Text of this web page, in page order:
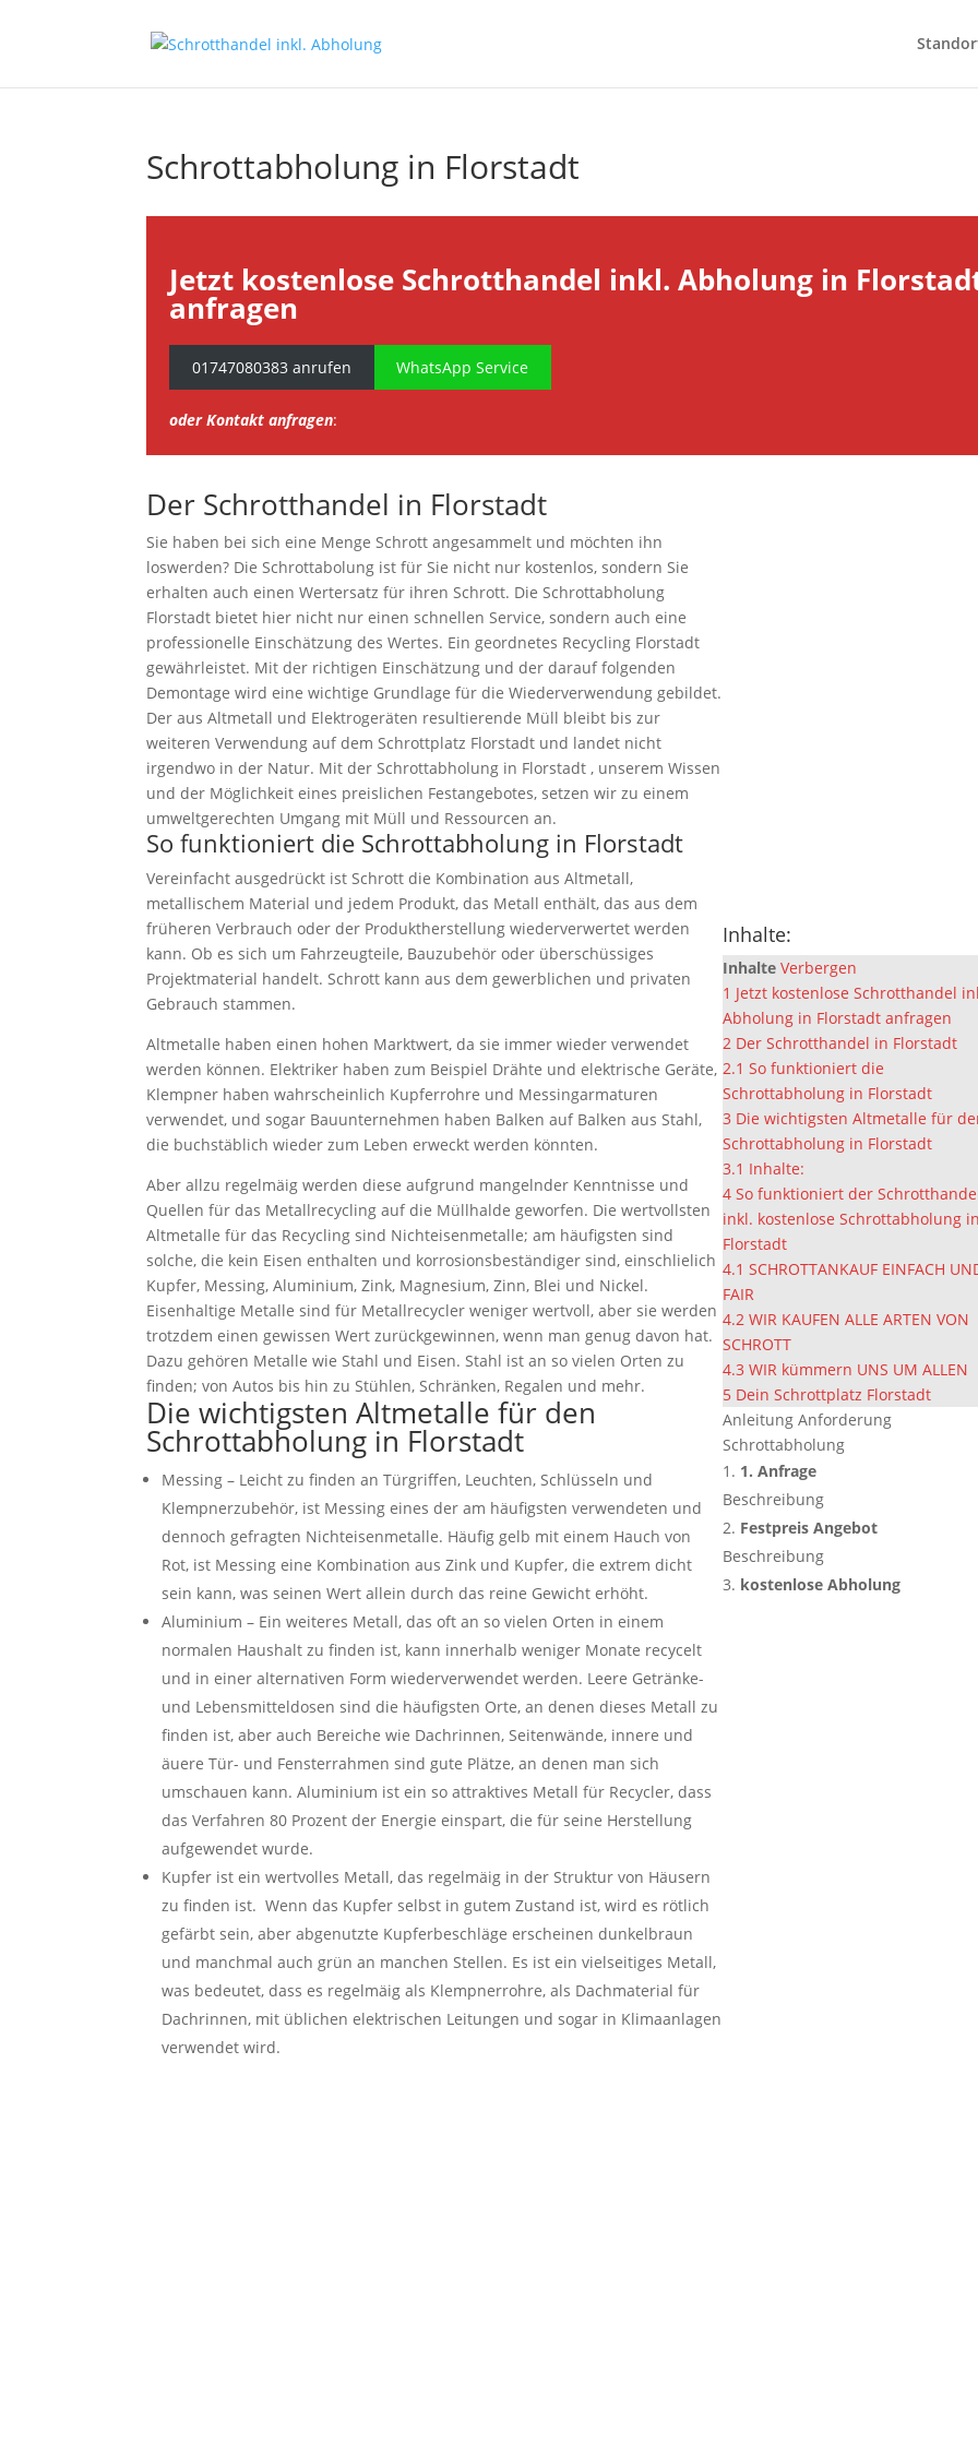
Schrottabholung in Florstadt
Jetzt kostenlose Schrotthandel inkl. Abholung in
anfragen
01747080383 anrufen WhatsApp Service
oder Kontakt anfragen:
Der Schrotthandel in Florstadt
Sie haben bei sich eine Menge Schrott angesammelt und möchten ihn
loswerden? Die Schrottabolung ist für Sie nicht nur kostenlos, sondern Sie
erhalten auch einen Wertersatz für ihren Schrott. Die Schrottabholung
Florstadt bietet hier nicht nur einen schnellen Service, sondern auch eine
professionelle Einschätzung des Wertes. Ein geordnetes Recycling Florstadt
gewährleistet. Mit der richtigen Einschätzung und der darauf folgenden
Demontage wird eine wichtige Grundlage für die Wiederverwendung gebildet.
Der aus Altmetall und Elektrogeräten resultierende Müll bleibt bis zur
weiteren Verwendung auf dem Schrottplatz Florstadt und landet nicht
irgendwo in der Natur. Mit der Schrottabholung in Florstadt , unserem Wissen
und der Möglichkeit eines preislichen Festangebotes, setzen wir zu einem
umweltgerechten Umgang mit Müll und Ressourcen an.
So funktioniert die Schrottabholung in Florstadt
Vereinfacht ausgedrückt ist Schrott die Kombination aus Altmetall,
metallischem Material und jedem Produkt, das Metall enthält, das aus dem
früheren Verbrauch oder der Produktherstellung wiederverwertet werden
kann. Ob es sich um Fahrzeugteile, Bauzubehör oder überschüssiges
Projektmaterial handelt. Schrott kann aus dem gewerblichen und privaten
Gebrauch stammen.
Altmetalle haben einen hohen Marktwert, da sie immer wieder verwendet
werden können. Elektriker haben zum Beispiel Drähte und elektrische Geräte,
Klempner haben wahrscheinlich Kupferrohre und Messingarmaturen
verwendet, und sogar Bauunternehmen haben Balken auf Balken aus Stahl,
die buchstäblich wieder zum Leben erweckt werden könnten.
Aber allzu regelmäig werden diese aufgrund mangelnder Kenntnisse und
Quellen für das Metallrecycling auf die Müllhalde geworfen. Die wertvollsten
Altmetalle für das Recycling sind Nichteisenmetalle; am häufigsten sind
solche, die kein Eisen enthalten und korrosionsbeständiger sind, einschlielich
Kupfer, Messing, Aluminium, Zink, Magnesium, Zinn, Blei und Nickel.
Eisenhaltige Metalle sind für Metallrecycler weniger wertvoll, aber sie werden
trotzdem einen gewissen Wert zurückgewinnen, wenn man genug davon hat.
Dazu gehören Metalle wie Stahl und Eisen. Stahl ist an so vielen Orten zu
finden; von Autos bis hin zu Stühlen, Schränken, Regalen und mehr.
Die wichtigsten Altmetalle für den
Schrottabholung in Florstadt
Messing – Leicht zu finden an Türgriffen, Leuchten, Schlüsseln und
Klempnerzubehör, ist Messing eines der am häufigsten verwendeten und
dennoch gefragten Nichteisenmetalle. Häufig gelb mit einem Hauch von
Rot, ist Messing eine Kombination aus Zink und Kupfer, die extrem dicht
sein kann, was seinen Wert allein durch das reine Gewicht erhöht.
Aluminium – Ein weiteres Metall, das oft an so vielen Orten in einem
normalen Haushalt zu finden ist, kann innerhalb weniger Monate recycelt
und in einer alternativen Form wiederverwendet werden. Leere Getränke-
und Lebensmitteldosen sind die häufigsten Orte, an denen dieses Metall zu
finden ist, aber auch Bereiche wie Dachrinnen, Seitenwände, innere und
äuere Tür- und Fensterrahmen sind gute Plätze, an denen man sich
umschauen kann. Aluminium ist ein so attraktives Metall für Recycler, dass
das Verfahren 80 Prozent der Energie einspart, die für seine Herstellung
aufgewendet wurde.
Kupfer ist ein wertvolles Metall, das regelmäig in der Struktur von Häusern
zu finden ist. Wenn das Kupfer selbst in gutem Zustand ist, wird es rötlich
gefärbt sein, aber abgenutzte Kupferbeschläge erscheinen dunkelbraun
und manchmal auch grün an manchen Stellen. Es ist ein vielseitiges Metall,
was bedeutet, dass es regelmäig als Klempnerrohre, als Dachmaterial für
Dachrinnen, mit üblichen elektrischen Leitungen und sogar in Klimaanlagen
verwendet wird.
Inhalte:
Inhalte Verbergen
1 Jetzt kostenlose Schrotthandel
Abholung in Florstadt anfragen
2 Der Schrotthandel in Florstadt
2.1 So funktioniert die
Schrottabholung in Florstadt
3 Die wichtigsten Altmetalle für
Schrottabholung in Florstadt
3.1 Inhalte:
4 So funktioniert der
inkl. kostenlose Schrottabholung in
Florstadt
4.1 SCHROTTANKAUF EINFACH
FAIR
4.2 WIR KAUFEN ALLE ARTEN VON
SCHROTT
4.3 WIR kümmern UNS UM ALLEN
5 Dein Schrottplatz Florstadt
Anleitung Anforderung
Schrottabholung
1. Anfrage
Beschreibung
Festpreis Angebot
Beschreibung
kostenlose Abholung